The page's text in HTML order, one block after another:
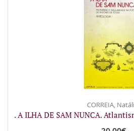
CORREIA,
. A ILHA DE SAM NUNCA.